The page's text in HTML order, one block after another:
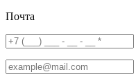
Почта